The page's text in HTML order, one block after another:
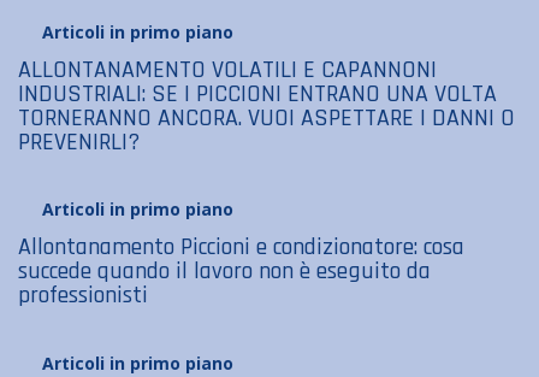
Articoli in primo piano
ALLONTANAMENTO VOLATILI E CAPANNONI
INDUSTRIALI: SE I PICCIONI ENTRANO UNA VOLTA
TORNERANNO ANCORA. VUOI ASPETTARE I DANNI O
PREVENIRLI?
Articoli in primo piano
Allontanamento Piccioni e condizionatore: cosa
succede quando il lavoro non è eseguito da
professionisti
Articoli in primo piano